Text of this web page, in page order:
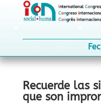
Recuerde las
que son